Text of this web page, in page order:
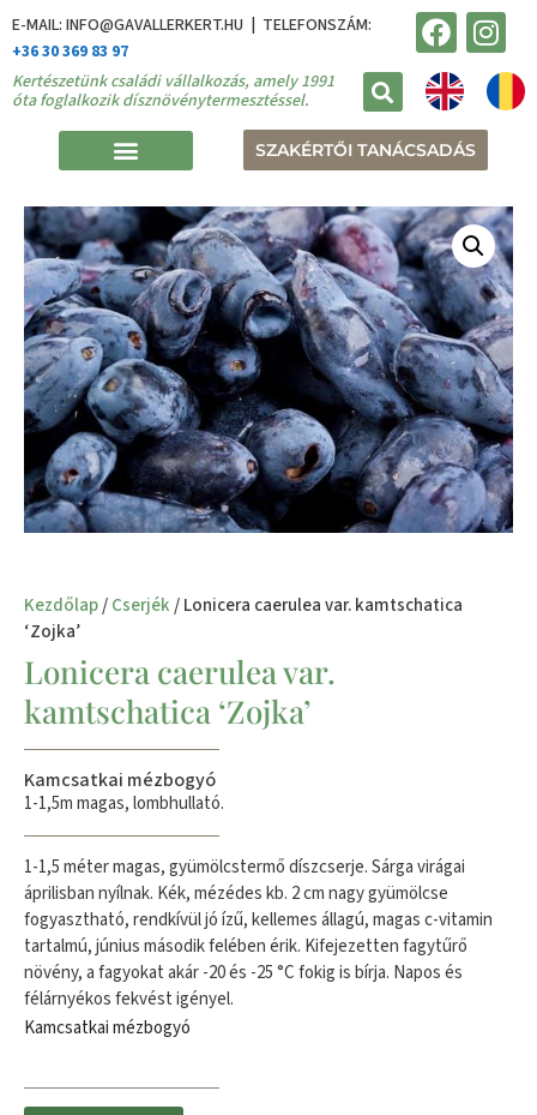
E-MAIL: INFO@GAVALLERKERT.HU | TELEFONSZÁM:
+36 30 369 83 97
Kertészetünk családi vállalkozás, amely 1991
óta foglalkozik dísznövénytermesztéssel.
SZAKÉRTŐI TANÁCSADÁS
Kezdőlap/Cserjék/ Lonicera caerulea var. kamtschatica
‘Zojka’
Lonicera caerulea var.
kamtschatica ‘Zojka’
Kamcsatkai mézbogyó
1-1,5m magas, lombhullató.
1-1,5 méter magas, gyümölcstermő díszcserje. Sárga virágai
áprilisban nyílnak. Kék, mézédes kb. 2 cm nagy gyümölcse
fogyasztható, rendkívül jó ízű, kellemes állagú, magas c-vitamin
tartalmú, június második felében érik. Kifejezetten fagytűrő
növény, a fagyokat akár -20 és -25 °C fokig is bírja. Napos és
félárnyékos fekvést igényel.
Kamcsatkai mézbogyó